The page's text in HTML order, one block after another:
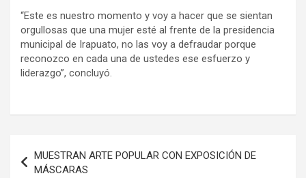
“Este es nuestro momento y voy a hacer que se sientan
orgullosas que una mujer esté al frente de la presidencia
municipal de Irapuato, no las voy a defraudar porque
reconozco en cada una de ustedes ese esfuerzo y
liderazgo”, concluyó.
de
MUESTRAN ARTE POPULAR CON EXPOSICIÓN DE
MÁSCARAS